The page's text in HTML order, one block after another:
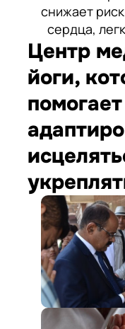
снижает
сердца,
Центр
йоги,